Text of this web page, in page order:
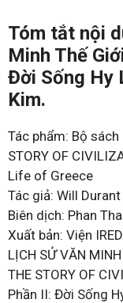
Tóm tắt nội
Minh Thế
Đời Sống Hy
Kim.
Tác phẩm: Bộ sách
STORY OF
Life of Greece
Tác giả: Will Durant
Biên dịch: Phan
Xuất bản: Viện IRED
LỊCH SỬ VĂN
THE STORY OF
Phần II: Đời Sống